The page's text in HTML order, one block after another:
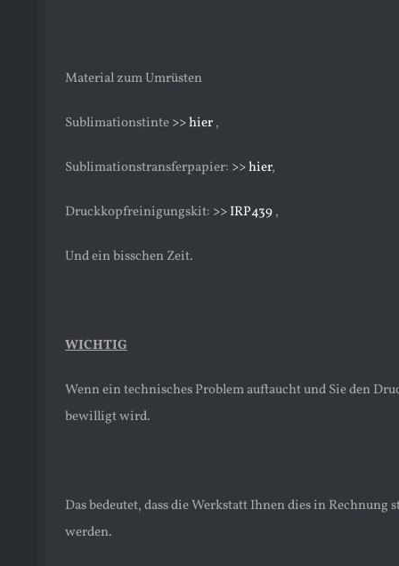
Material zum Umrüsten
Sublimationstinte>> hier,
Sublimationstransferpapier: >> hier,
Druckkopfreinigungskit: >> IRP439,
Und ein bisschen Zeit.
WICHTIG
Wenn ein technisches Problem auftaucht und Sie den
bewilligt wird.
Das bedeutet, dass die Werkstatt Ihnen dies in
werden.